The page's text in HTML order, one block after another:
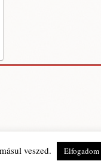
veszed. Elfogadom